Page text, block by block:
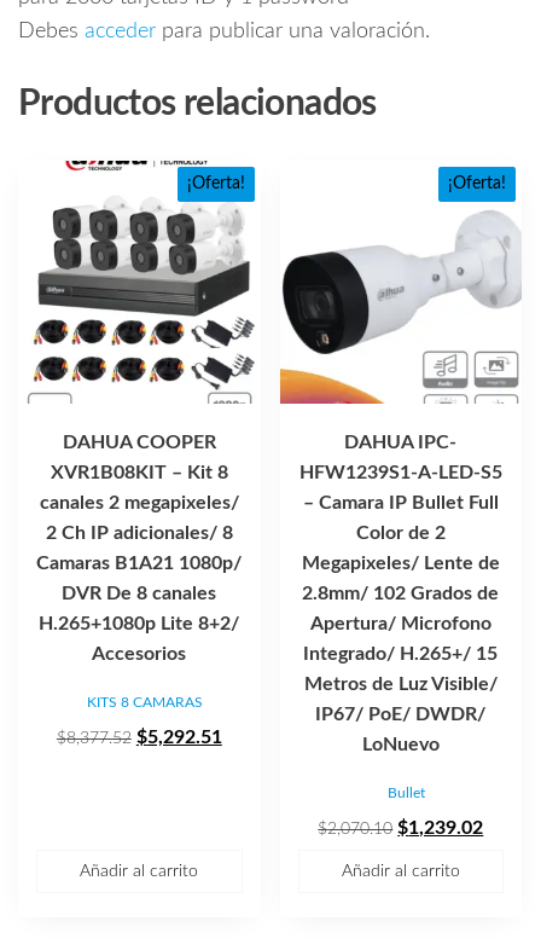
Debes acceder para publicar una valoración.
Productos relacionados
¡Oferta!
DAHUA COOPER
XVR1B08KIT – Kit 8
canales 2 megapixeles/
2 Ch IP adicionales/ 8
Camaras B1A21 1080p/
DVR De 8 canales
H.265+1080p Lite 8+2/
Accesorios
KITS 8 CAMARAS
$8,377.52 El
$5,292.51
Añadir al carrito
¡Oferta!
DAHUA IPC-
HFW1239S1-A-LED-S5
– Camara IP Bullet Full
Color de 2
Megapixeles/ Lente de
2.8mm/ 102 Grados de
Apertura/ Microfono
Integrado/ H.265+/ 15
Metros de Luz Visible/
IP67/ PoE/ DWDR/
LoNuevo
Bullet
$2,070.10 El
$1,239.02El
Añadir al carrito